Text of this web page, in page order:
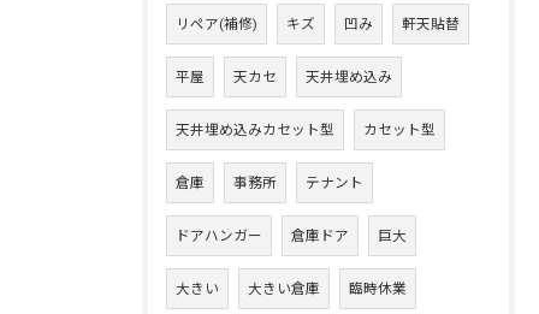
リペア(補修) キズ 凹み 軒天貼替
平屋 天カセ 天井埋め込み
天井埋め込みカセット型 カセット型
倉庫 事務所 テナント
ドアハンガー 倉庫ドア 巨大
大きい 大きい倉庫 臨時休業